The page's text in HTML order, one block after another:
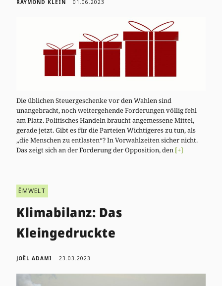
RAYMOND KLEIN 01.06.2023
Die üblichen Steuergeschenke vor den Wahlen sind
unangebracht, noch weitergehende Forderungen völlig fehl
am Platz. Politisches Handeln braucht angemessene Mittel,
gerade jetzt. Gibt es für die Parteien Wichtigeres zu tun, als
„die Menschen zu entlasten“? In Vorwahlzeiten sicher nicht.
Das zeigt sich an der Forderung der Opposition, den [+]
ËMWELT
Klimabilanz: Das
Kleingedruckte
JOËL ADAMI 23.03.2023